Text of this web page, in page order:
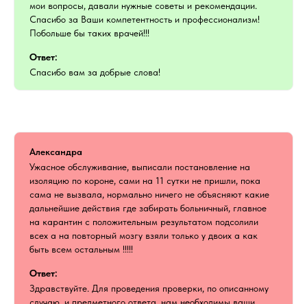
мои вопросы, давали нужные советы и рекомендации.
Спасибо за Ваши компетентность и профессионализм!
Побольше бы таких врачей!!!
Ответ:
Спасибо вам за добрые слова!
Александра
Ужасное обслуживание, выписали постановление на
изоляцию по короне, сами на 11 сутки не пришли, пока
сама не вызвала, нормально ничего не объясняют какие
дальнейшие действия где забирать больничный, главное
на карантин с положительным результатом подсолили
всех а на повторный мозгу взяли только у двоих а как
быть всем остальным !!!!!
Ответ:
Здравствуйте. Для проведения проверки, по описанному